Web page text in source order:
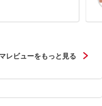
レビューをもっと見る